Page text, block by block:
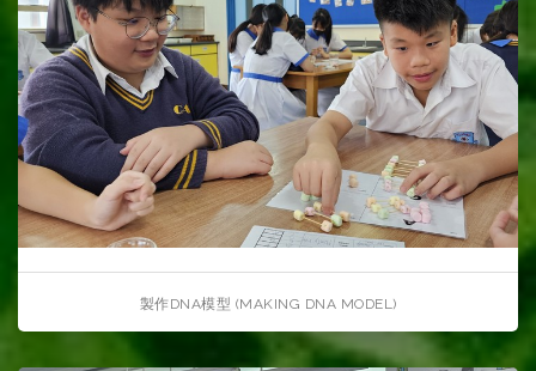
製作DNA模型 (MAKING DNA MODEL)